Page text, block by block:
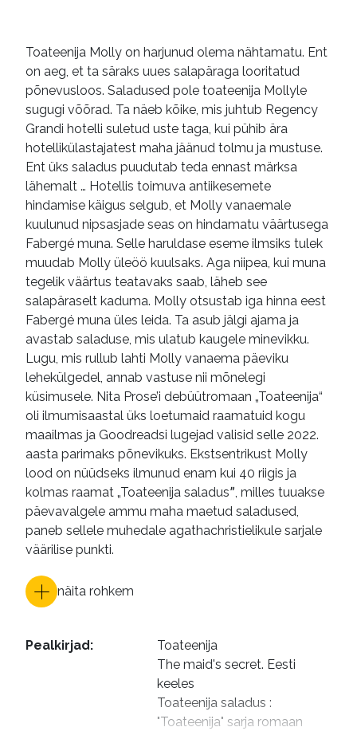
Toateenija Molly on harjunud olema nähtamatu. Ent
on aeg, et ta säraks uues salapäraga looritatud
põnevusloos. Saladused pole toateenija Mollyle
sugugi võõrad. Ta näeb kõike, mis juhtub Regency
Grandi hotelli suletud uste taga, kui pühib ära
hotellikülastajatest maha jäänud tolmu ja mustuse.
Ent üks saladus puudutab teda ennast märksa
lähemalt … Hotellis toimuva antiikesemete
hindamise käigus selgub, et Molly vanaemale
kuulunud nipsasjade seas on hindamatu väärtusega
Fabergé muna. Selle haruldase eseme ilmsiks tulek
muudab Molly üleöö kuulsaks. Aga niipea, kui muna
tegelik väärtus teatavaks saab, läheb see
salapäraselt kaduma. Molly otsustab iga hinna eest
Fabergé muna üles leida. Ta asub jälgi ajama ja
avastab saladuse, mis ulatub kaugele minevikku.
Lugu, mis rullub lahti Molly vanaema päeviku
lehekülgedel, annab vastuse nii mõnelegi
küsimusele. Nita Prose’i debüütromaan „Toateenija“
oli ilmumisaastal üks loetumaid raamatuid kogu
maailmas ja Goodreadsi lugejad valisid selle 2022.
aasta parimaks põnevikuks. Ekstsentrikust Molly
lood on nüüdseks ilmunud enam kui 40 riigis ja
kolmas raamat „Toateenija saladusˮ, milles tuuakse
päevavalgele ammu maha maetud saladused,
paneb sellele muhedale agathachristielikule sarjale
väärilise punkti.
näita rohkem
Pealkirjad:
Toateenija
The maid's secret. Eesti
keeles
Toateenija saladus :
"Toateenija" sarja romaan